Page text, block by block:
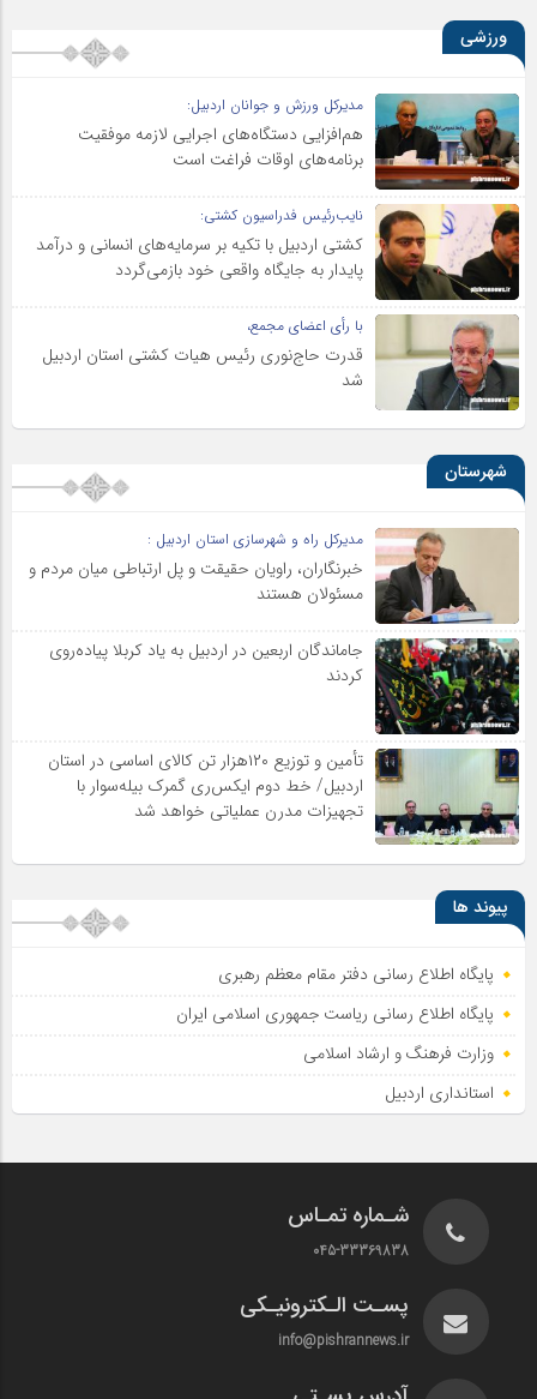
ورزشی
مدیرکل ورزش و جوانان اردبیل:
هم‌افزایی دستگاه‌های اجرایی لازمه موفقیت
برنامه‌های اوقات فراغت است
نایب‌رئیس فدراسیون کشتی:
کشتی اردبیل با تکیه بر سرمایه‌های انسانی و درآمد
پایدار به جایگاه واقعی خود بازمی‌گردد
با رأی اعضای مجمع،
قدرت حاج‌نوری رئیس هیات کشتی استان اردبیل
شد
شهرستان
مدیرکل راه و شهرسازی استان اردبیل :
خبرنگاران، راویان حقیقت و پل ارتباطی میان مردم و
مسئولان هستند
جاماندگان اربعین در اردبیل به یاد کربلا پیاده‌روی
کردند
تأمین و توزیع ۱۲۰هزار تن کالای اساسی در استان
اردبیل/ خط دوم ایکس‌ری گمرک بیله‌سوار با
تجهیزات مدرن عملیاتی خواهد شد
پیوند ها
پایگاه اطلاع رسانی دفتر مقام معظم رهبری
پایگاه اطلاع‌ رسانی ریاست‌ جمهوری اسلامی ایران
وزارت فرهنگ و ارشاد اسلامی
استانداری اردبیل
شـماره تمـاس
045-33369838
پسـت الـکترونیـکی
info@pishrannews.ir